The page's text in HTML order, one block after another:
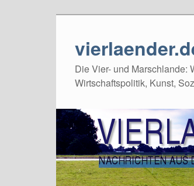
Die Vier- und Marschlande:
Wirtschaftspolitik, Kunst,